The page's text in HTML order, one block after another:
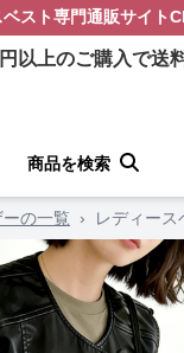
スト専門通販サイト
以上のご購入で送
商品を検索
ーの一覧 › レディー